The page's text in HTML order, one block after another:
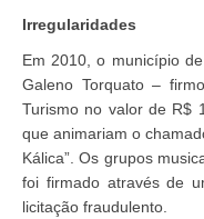
Irregularidades
Em 2010, o município
Galeno Torquato –
Turismo no valor de R$
que animariam o
Kálica”. Os grupos
foi firmado através de
licitação fraudulento.